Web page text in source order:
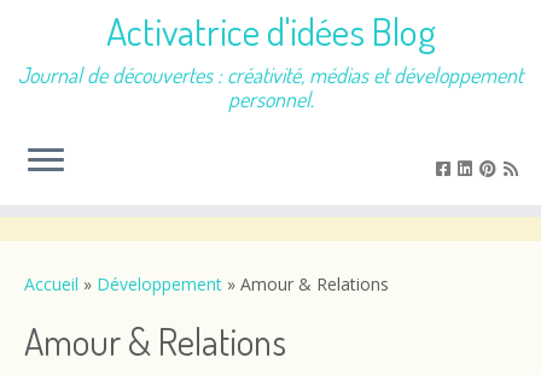
contenu
Activatrice d'idées Blog
Journal de découvertes : créativité, médias et développement
personnel.
Accueil » Développement » Amour & Relations
Amour & Relations